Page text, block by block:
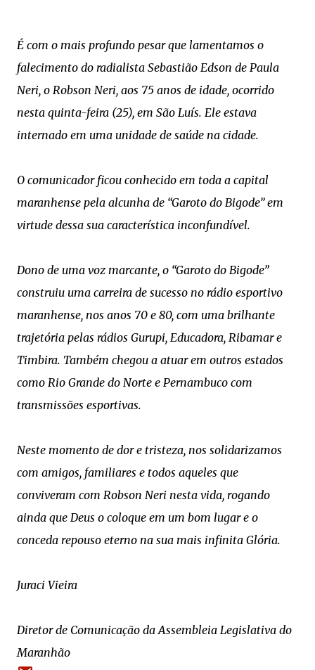
É com o mais profundo pesar que lamentamos o
falecimento do radialista Sebastião Edson de Paula
Neri, o Robson Neri, aos 75 anos de idade, ocorrido
nesta quinta-feira (25), em São Luís. Ele estava
internado em uma unidade de saúde na cidade.
O comunicador ficou conhecido em toda a capital
maranhense pela alcunha de “Garoto do Bigode” em
virtude dessa sua característica inconfundível.
Dono de uma voz marcante, o “Garoto do Bigode”
construiu uma carreira de sucesso no rádio esportivo
maranhense, nos anos 70 e 80, com uma brilhante
trajetória pelas rádios Gurupi, Educadora, Ribamar e
Timbira. Também chegou a atuar em outros estados
como Rio Grande do Norte e Pernambuco com
transmissões esportivas.
Neste momento de dor e tristeza, nos solidarizamos
com amigos, familiares e todos aqueles que
conviveram com Robson Neri nesta vida, rogando
ainda que Deus o coloque em um bom lugar e o
conceda repouso eterno na sua mais infinita Glória.
Juraci Vieira
Diretor de Comunicação da Assembleia Legislativa do
Maranhão